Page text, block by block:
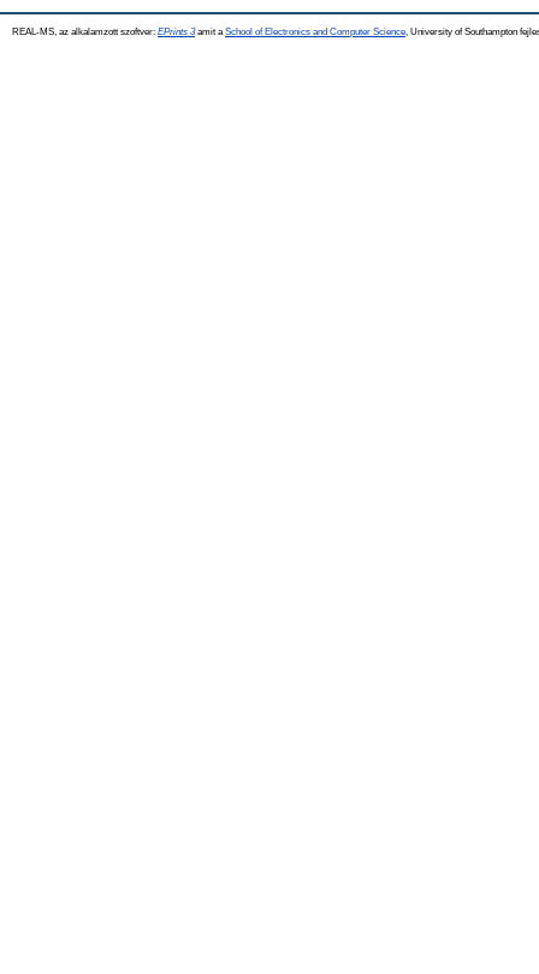
REAL-MS, az alkalamzott szoftver: EPrints 3amit a School of Electronics and Computer Science , University of Southampton